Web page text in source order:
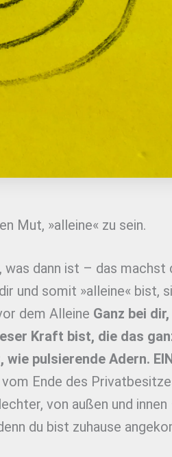
Mut, »alleine« zu sein.
was dann ist – das machst
und somit »alleine« bist,
dem Alleine Ganz bei dir,
Kraft bist, die das
wie pulsierende Adern. EIN
vom Ende des
von außen und innen
du bist zuhause